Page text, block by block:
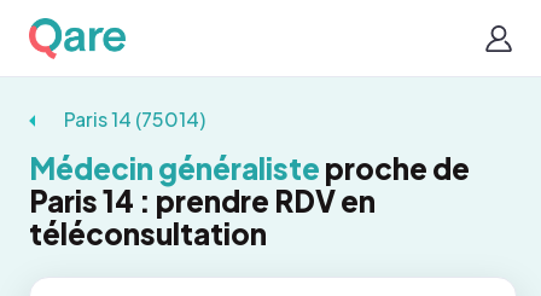
Paris 14 (75014)
Médecin généraliste proche de
Paris 14 : prendre RDV en
téléconsultation